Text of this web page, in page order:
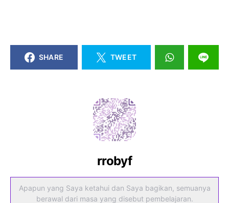
SHARE TWEET
rrobyf
Apapun yang Saya ketahui dan Saya bagikan, semuanya
berawal dari masa yang disebut pembelajaran.